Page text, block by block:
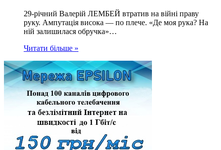
29-річний Валерій ЛЕМБЕЙ втратив на війні праву
руку. Ампутація висока — по плече. «Де моя рука? На
ній залишилася обручка»…
Читати більше »